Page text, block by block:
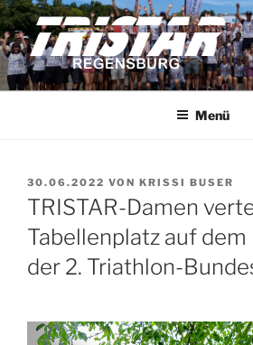
Zum
Inhalt
springen
TRISTAR
Triathleten der Stadt Regensburg e.V.
Menü
VERÖFFENTLICHT
AM
30.06.2022 VON KRISSI BUSER
TRISTAR-Damen
Tabellenplatz auf dem
der 2. Triathlon-